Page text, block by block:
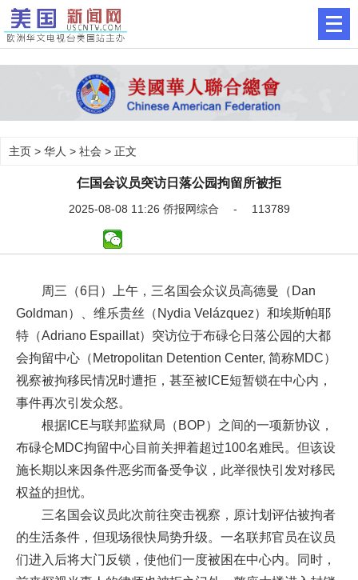
主页 > 华人 > 社会 > 正文
仨国会议员突访日落公园拘留所被拒
2025-08-08 11:26 侨报网综合 - 113789
周三（6日）上午，三名国会众议员高德曼（Dan
Goldman）、维乐贵丝（Nydia Velázquez）和埃斯帕耶
特（Adriano Espaillat）突访位于布碌仑日落公园的大都
会拘留中心（Metropolitan Detention Center, 简称MDC）
视察被拘移民情况时遭拒，甚至被ICE短暂锁在中心内，
事件再次引发众怒。
根据ICE与联邦监狱局（BOP）之间的一项新协议，
布碌仑MDC拘留中心目前关押着超过100名难民。但该设
施长期以来因条件恶劣而备受争议，此举很快引发对移民
权益的担忧。
三名国会议员此次前往突击视察，原计划评估被拘者
的生活条件，但现场很快局势升级。一名联邦官员在议员
们进入后将大门反锁，使他们一度被困在中心内。同时，